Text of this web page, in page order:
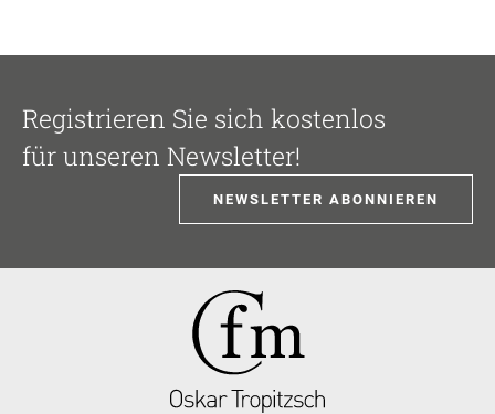
Registrieren Sie sich kostenlos
für unseren Newsletter!
NEWSLETTER ABONNIEREN